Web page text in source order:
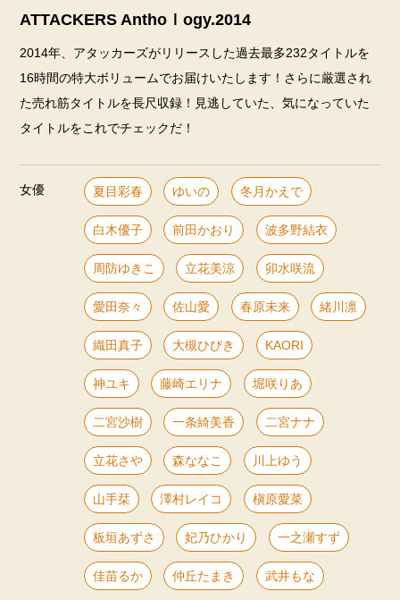
ATTACKERS Anthoｌogy.2014
2014年、アタッカーズがリリースした過去最多232タイトルを
16時間の特大ボリュームでお届けいたします！さらに厳選され
た売れ筋タイトルを長尺収録！見逃していた、気になっていた
タイトルをこれでチェックだ！
女優 夏目彩春 ゆいの 冬月かえで
白木優子 前田かおり 波多野結衣
周防ゆきこ 立花美涼 卯水咲流
愛田奈々 佐山愛 春原未来 緒川凛
織田真子 大槻ひびき KAORI
神ユキ 藤崎エリナ 堀咲りあ
二宮沙樹 一条綺美香 二宮ナナ
立花さや 森ななこ 川上ゆう
山手栞 澤村レイコ 槇原愛菜
板垣あずさ 妃乃ひかり 一之瀬すず
佳苗るか 仲丘たまき 武井もな